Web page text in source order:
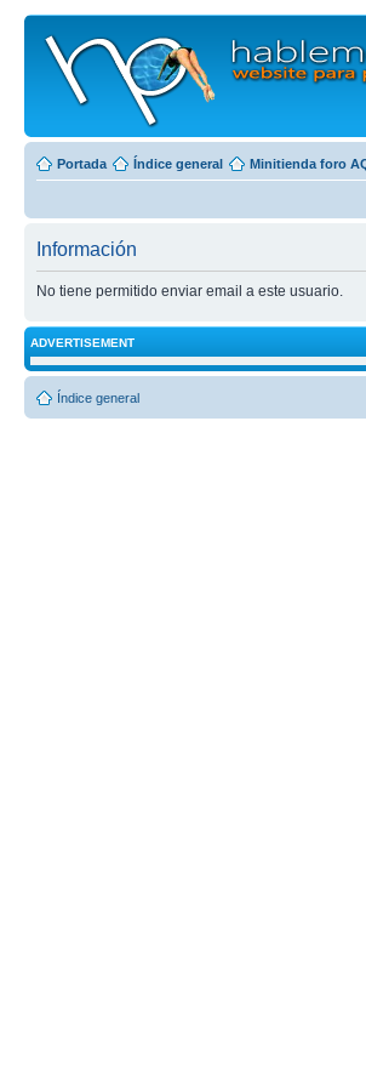
Portada Índice general Minitienda foro
Información
No tiene permitido enviar email a este usuario.
ADVERTISEMENT
Índice general